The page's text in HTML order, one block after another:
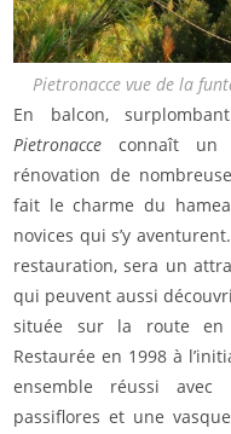
Pietronacce vue de la
En balcon,
Pietronacce connaît un
rénovation de
fait le charme du
novices qui s’y
restauration, sera un
qui peuvent aussi
située sur la route en
Restaurée en 1998 à
ensemble réussi
passiflores et une